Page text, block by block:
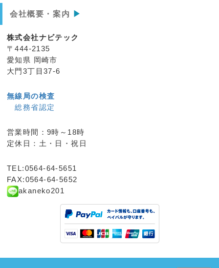
会社概要・案内 ▶
株式会社ナビテック
〒444-2135
愛知県 岡崎市
大門3丁目37-6
無線局の検査
総務省認定
営業時間：9時～18時
定休日：土・日・祝日
TEL:0564-64-5651
FAX:0564-64-5652
akaneko201